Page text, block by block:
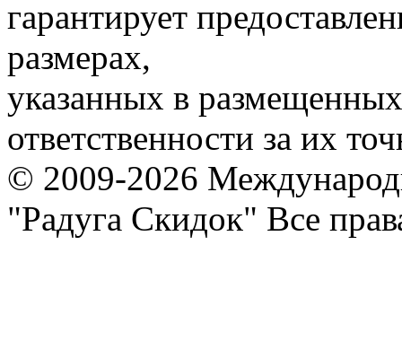
гарантирует
размерах,
указанных в
ответственности за их
© 2009-2026
"Радуга Скидок" Все